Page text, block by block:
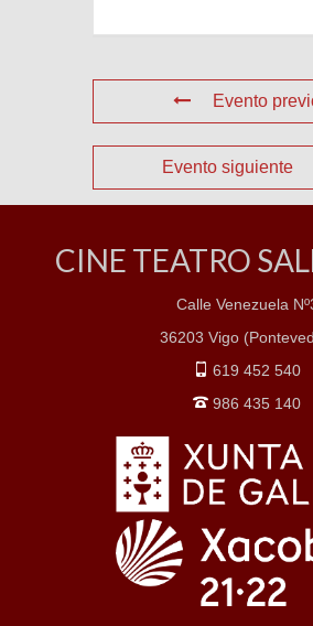
Evento
Evento siguiente
CINE TEATRO
Calle Venezuela
36203 Vigo
619 452 540
986 435 140